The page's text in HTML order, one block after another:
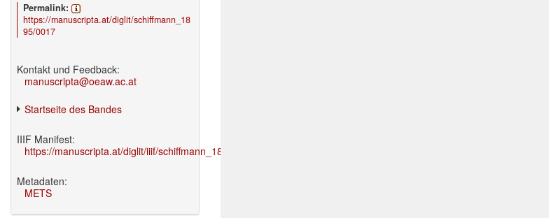
Permalink:
https://manuscripta.at/diglit/schiffmann_18
95/0017
Kontakt und Feedback:
manuscripta@oeaw.ac.at
Startseite des Bandes
IIIF Manifest:
https://manuscripta.at/diglit/iiif/schiffmann_1895/manifest.json
Metadaten:
METS